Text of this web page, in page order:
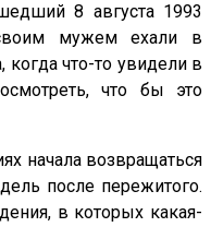
8 августа 1993
мужем ехали в
что-то увидели в
что бы это
начала возвращаться
после пережитого.
в которых какая-